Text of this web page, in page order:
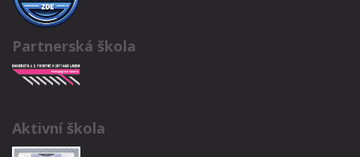
Partnerská škola
Aktivní škola